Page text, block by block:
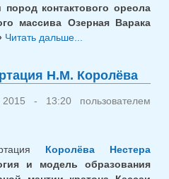
контактового ореола
массива Озерная Варака
Читать дальше...
диссертация
Е.Н. Козлова
Н.М. Королёва
- 13:20 пользователем
Королёва Нестера
и модель образования